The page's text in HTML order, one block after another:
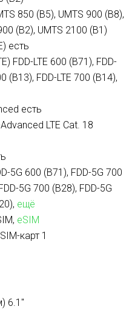
850 (B5), UMTS 900 (B8),
(B2), UMTS 2100 (B1)
есть
FDD-LTE 600 (B71), FDD-
(B13), FDD-LTE 700 (B14),
есть
LTE Cat. 18
5G 600 (B71), FDD-5G 700
5G 700 (B28), FDD-5G
ещё
eSIM
карт 1
6.1″